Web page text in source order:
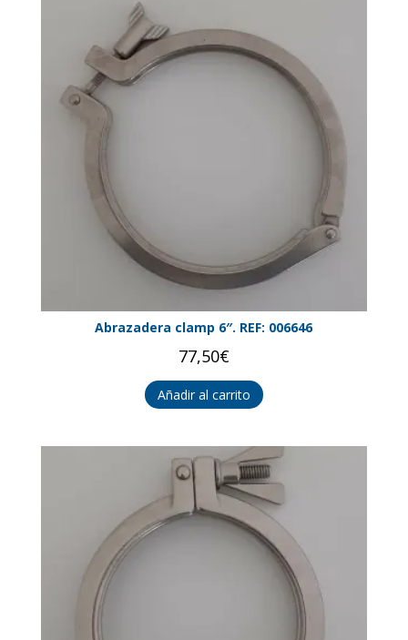
Abrazadera clamp 6″. REF: 006646
77,50€
Añadir al carrito